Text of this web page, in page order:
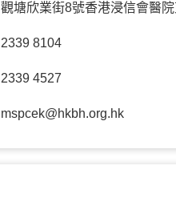
觀塘欣業街8號香港浸信會醫
2339 8104
2339 4527
mspcek@hkbh.org.hk